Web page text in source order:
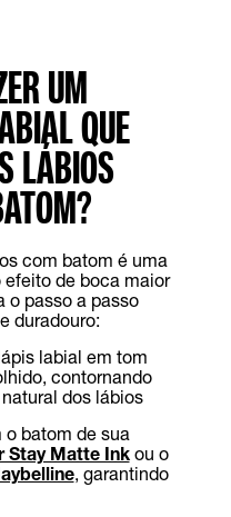
UM
QUE
LÁBIOS
com batom é uma
de boca maior
o passo a passo
duradouro:
labial em tom
contornando
dos lábios
batom de sua
Stay Matte Inkou o
, garantindo